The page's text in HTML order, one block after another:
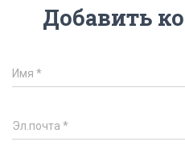
Добавить
Имя *
Эл.почта *